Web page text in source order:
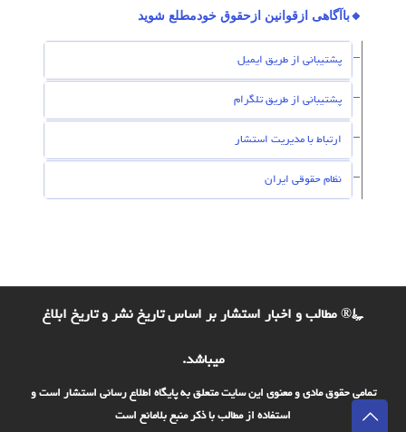
🔸باآگاهی ازقوانین ازحقوق خودمطلع شوید
پشتیبانی از طریق ایمیل
پشتیبانی از طریق تلگرام
ارتباط با مدیریت استشار
نظام حقوقی ایران
©® مطالب و اخبار استشار بر اساس تاریخ نشر و تاریخ ابلاغ
میباشد.
تمامی حقوق مادی و معنوی این سایت متعلق به پایگاه اطلاع رسانی استشار است و
استفاده از مطالب با ذکر منبع بلامانع است